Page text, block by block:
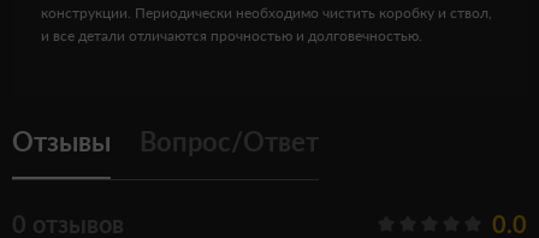
конструкции. Периодически необходимо чистить коробку и ствол,
и все детали отличаются прочностью и долговечностью.
Отзывы Вопрос/Ответ
0 отзывов 0.0